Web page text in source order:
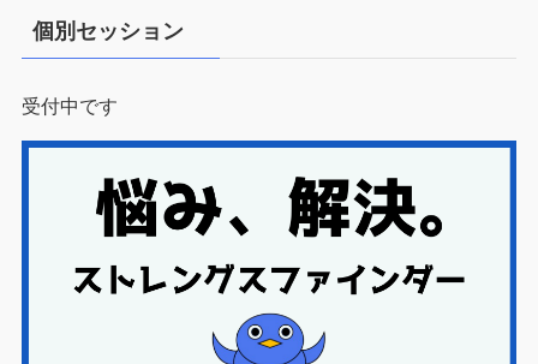
個別セッション
受付中です